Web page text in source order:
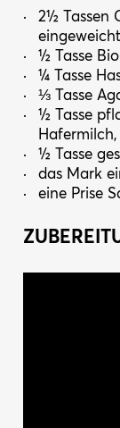
2½ Tassen
½ Tasse
¼ Tasse
⅓ Tasse
½ Tasse
Hafermilch,
½ Tasse
das Mark
eine Prise